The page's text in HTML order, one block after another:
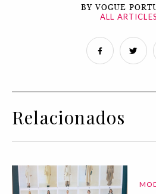
BY VOGUE
ALL ARTICLES
Relacionados